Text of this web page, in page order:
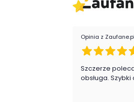
Opinia z Zaufane.pl
Szczerze
obsługa.